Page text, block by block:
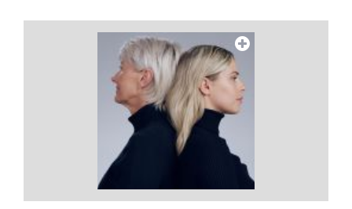
Hur var det att berätta om dina
erfarenheter i det här forumet?
– Även om jag gjort det många gånger förr
så är det alltid nervöst. Jag tycker
egentligen inte om att tala inför
människor oavsett ämne, men detta känns
så viktigt att ge till andra som är i samma
situation att jag är beredd att gå utanför
min ”comfort zone”.